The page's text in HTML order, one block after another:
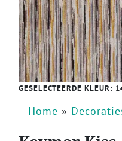
GESELECTEERDE KLEUR:
Home »